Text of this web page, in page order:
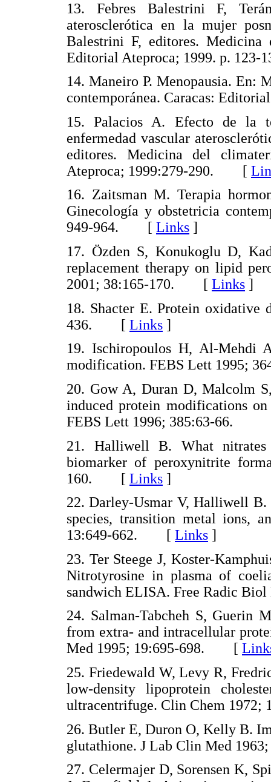
13. Febres Balestrini F,
aterosclerótica en la mujer
Balestrini F, editores. Medicina
Editorial Ateproca; 1999. p.
14. Maneiro P. Menopausia. En:
contemporánea. Caracas:
15. Palacios A. Efecto de la
enfermedad vascular
editores. Medicina del
Ateproca; 1999:279-290. [
16. Zaitsman M. Terapia
Ginecología y obstetricia
949-964. [ Links ]
17. Özden S, Konukoglu D,
replacement therapy on lipid
2001; 38:165-170. [ Links ]
18. Shacter E. Protein oxidative
436. [ Links ]
19. Ischiropoulos H, Al-Mehdi
modification. FEBS Lett
20. Gow A, Duran D, Malcolm
induced protein modifications
FEBS Lett 1996; 385:63-66.
21. Halliwell B. What
biomarker of peroxynitrite
160. [ Links ]
22. Darley-Usmar V, Halliwell B.
species, transition metal ions,
13:649-662. [ Links ]
23. Ter Steege J, Koster-
Nitrotyrosine in plasma of
sandwich ELISA. Free Radic
24. Salman-Tabcheh S, Guerin
from extra- and intracellular
Med 1995; 19:695-698. [
25. Friedewald W, Levy R,
low-density lipoprotein
ultracentrifuge. Clin Chem
26. Butler E, Duron O, Kelly B.
glutathione. J Lab Clin Med
27. Celermajer D, Sorensen K,